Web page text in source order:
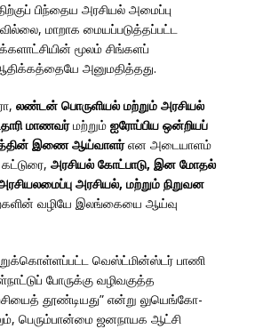
பிந்தைய அரசியல் அமைப்பு
மாறாக மையப்படுத்தப்பட்ட
மூலம் சிங்களப்
அனுமதித்தது.
லண்டன் பொருளியல் மற்றும் அரசியல்
மாணவர்மற்றும் ஐரோப்பிய ஒன்றியப்
இணை ஆய்வாளர்என அடையாளம்
அரசியல் கோட்பாடு, இன மோதல்
அரசியல், மற்றும் நிறுவன
வழியே இலங்கையை ஆய்வு
வெஸ்ட்மின்ஸ்டர் பாணி
போருக்கு வழிவகுத்த
தூண்டியது” என்று லுயெங்கோ-
பெரும்பான்மை ஜனநாயக ஆட்சி